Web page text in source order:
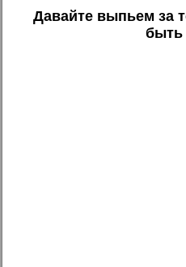
Давайте выпьем за
быть